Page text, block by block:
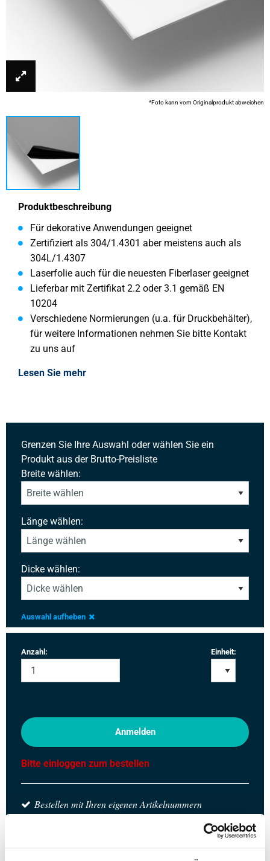
*Foto kann vom Originalprodukt abweichen
Produktbeschreibung
Für dekorative Anwendungen geeignet
Zertifiziert als 304/1.4301 aber meistens auch als
304L/1.4307
Laserfolie auch für die neuesten Fiberlaser geeignet
Lieferbar mit Zertifikat 2.2 oder 3.1 gemäß EN
10204
Verschiedene Normierungen (u.a. für Druckbehälter),
für weitere Informationen nehmen Sie bitte Kontakt
zu uns auf
Lesen Sie mehr
Grenzen Sie Ihre Auswahl oder wählen Sie ein
Produkt aus der Brutto-Preisliste
Breite wählen:
Länge wählen:
Dicke wählen:
Auswahl aufheben
Anzahl: Einheit:
Anmelden
Bitte einloggen zum bestellen
Bestellen mit Ihren eigenen Artikelnummern
Verfolgen Sie Ihre Bestellung über Track&Trace